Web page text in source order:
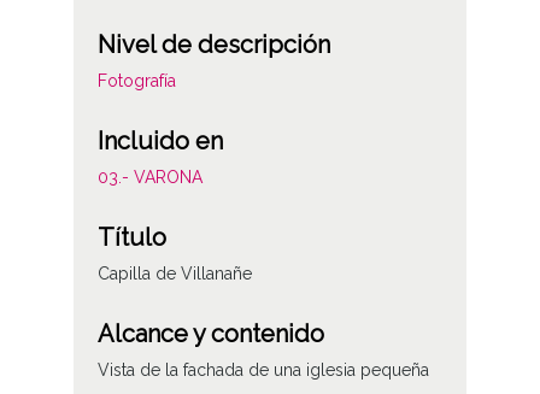
Nivel de descripción
Fotografía
Incluido en
03.- VARONA
Título
Capilla de Villanañe
Alcance y contenido
Vista de la fachada de una iglesia pequeña